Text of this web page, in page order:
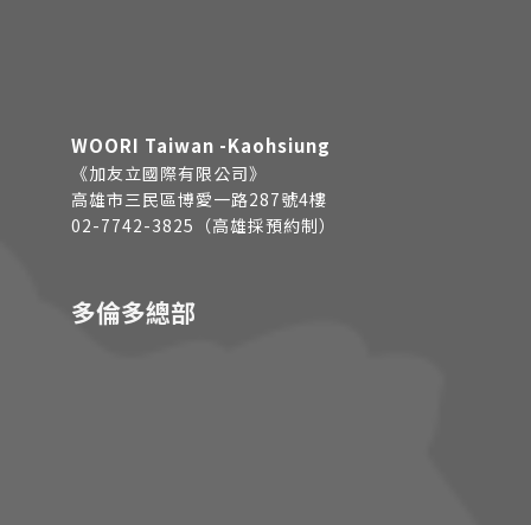
WOORI Taiwan -Kaohsiung
《加友立國際有限公司》
高雄市三民區博愛一路287號4樓
02-7742-3825（高雄採預約制）
多倫多總部